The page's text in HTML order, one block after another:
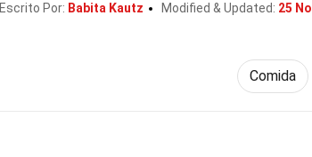
Escrito Por: Babita Kautz Modified & Updated: 25
Comida